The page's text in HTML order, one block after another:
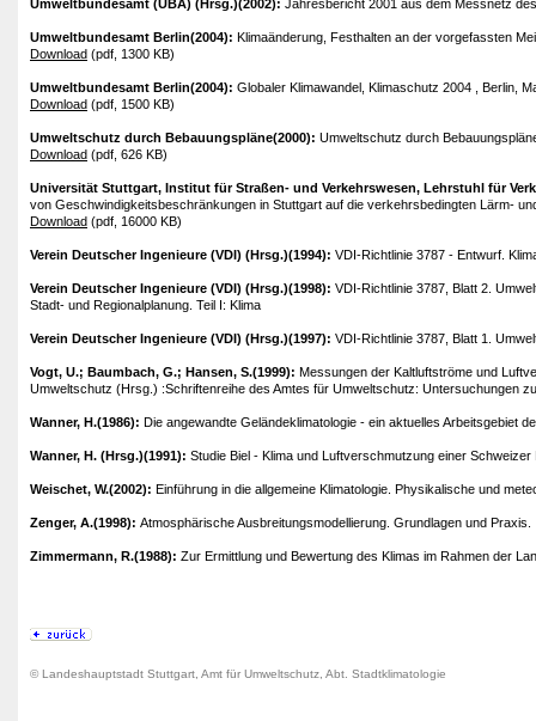
Umweltbundesamt (UBA) (Hrsg.)(2002): Jahresbericht 2001 aus dem Messnetz
Umweltbundesamt Berlin(2004): Klimaänderung, Festhalten an der vorgefassten
Download (pdf, 1300 KB)
Umweltbundesamt Berlin(2004): Globaler Klimawandel, Klimaschutz 2004 , Berlin,
Download (pdf, 1500 KB)
Umweltschutz durch Bebauungspläne(2000): Umweltschutz durch
Download (pdf, 626 KB)
Universität Stuttgart, Institut für Straßen- und Verkehrswesen, Lehrstuhl für
von Geschwindigkeitsbeschränkungen in Stuttgart auf die verkehrsbedingten Lärm-
Download (pdf, 16000 KB)
Verein Deutscher Ingenieure (VDI) (Hrsg.)(1994): VDI-Richtlinie 3787 - Entwurf.
Verein Deutscher Ingenieure (VDI) (Hrsg.)(1998): VDI-Richtlinie 3787, Blatt 2.
Stadt- und Regionalplanung. Teil I: Klima
Verein Deutscher Ingenieure (VDI) (Hrsg.)(1997): VDI-Richtlinie 3787, Blatt 1.
Vogt, U.; Baumbach, G.; Hansen, S.(1999): Messungen der Kaltluftströme und
Umweltschutz (Hrsg.) :Schriftenreihe des Amtes für Umweltschutz: Untersuchungen
Wanner, H.(1986): Die angewandte Geländeklimatologie - ein aktuelles Arbeitsgebiet
Wanner, H. (Hrsg.)(1991): Studie Biel - Klima und Luftverschmutzung einer
Weischet, W.(2002): Einführung in die allgemeine Klimatologie. Physikalische und
Zenger, A.(1998): Atmosphärische Ausbreitungsmodellierung. Grundlagen und Praxis.
Zimmermann, R.(1988): Zur Ermittlung und Bewertung des Klimas im Rahmen der
© Landeshauptstadt Stuttgart, Amt für Umweltschutz, Abt. Stadtklimatologie